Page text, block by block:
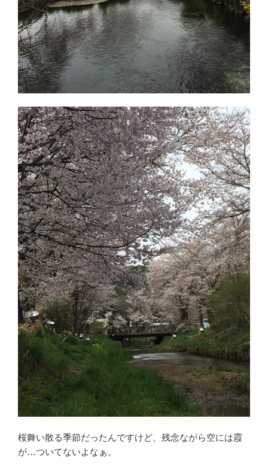
桜舞い散る季節だったんですけど、残念ながら空には霞
が…ついてないよなぁ。